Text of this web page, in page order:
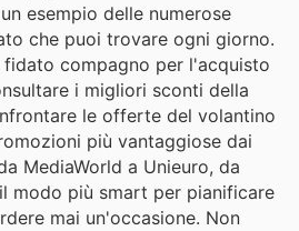
esempio delle numerose
che puoi trovare ogni giorno.
compagno per l'acquisto
i migliori sconti della
le offerte del volantino
più vantaggiose dai
MediaWorld a Unieuro, da
modo più smart per pianificare
mai un'occasione. Non